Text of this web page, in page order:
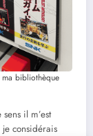
bibliothèque
il m’est
considérais